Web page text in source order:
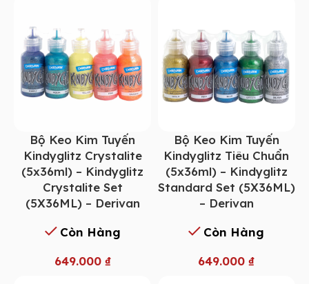
Bộ Keo Kim Tuyến
Kindyglitz Crystalite
(5x36ml) – Kindyglitz
Crystalite Set
(5X36ML) – Derivan
Còn Hàng
649.000 ₫
Bộ Keo Kim Tuyến
Kindyglitz Tiêu Chuẩn
(5x36ml) – Kindyglitz
Standard Set (5X36ML)
– Derivan
Còn Hàng
649.000₫